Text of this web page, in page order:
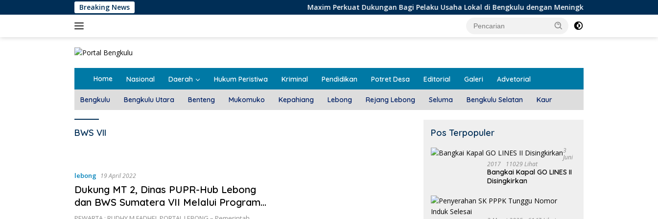
ke
Breaking News Maxim Perkuat Dukungan Bagi Pelaku Usaha Lokal di Bengkulu dengan Meningkatkan Ruang Publik dan
Home Nasional Daerah Hukum Peristiwa Kriminal Pendidikan Potret Desa Editorial Galeri Advetorial
Bengkulu Bengkulu Utara Benteng Mukomuko Kepahiang Lebong Rejang Lebong Seluma Bengkulu Selatan Kaur
BWS VII
lebong 19 April 2022
Dukung MT 2, Dinas PUPR-Hub Lebong
dan BWS Sumatera VII Melalui Program
P3-TGAI
Pos Terpopuler
3
Juni
2017
11029 Lihat
Bangkai Kapal GO LINES II
Disingkirkan